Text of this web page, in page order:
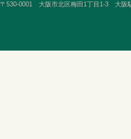
〒530-0001 大阪市北区梅田1丁目1-3 大阪